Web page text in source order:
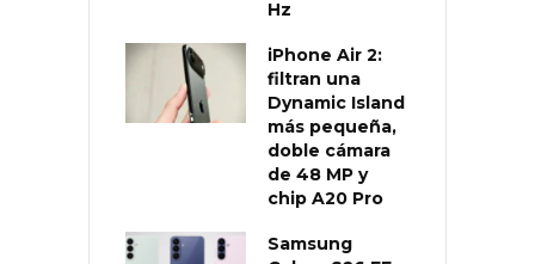
Hz
iPhone Air 2:
filtran una
Dynamic Island
más pequeña,
doble cámara
de 48 MP y
chip A20 Pro
Samsung